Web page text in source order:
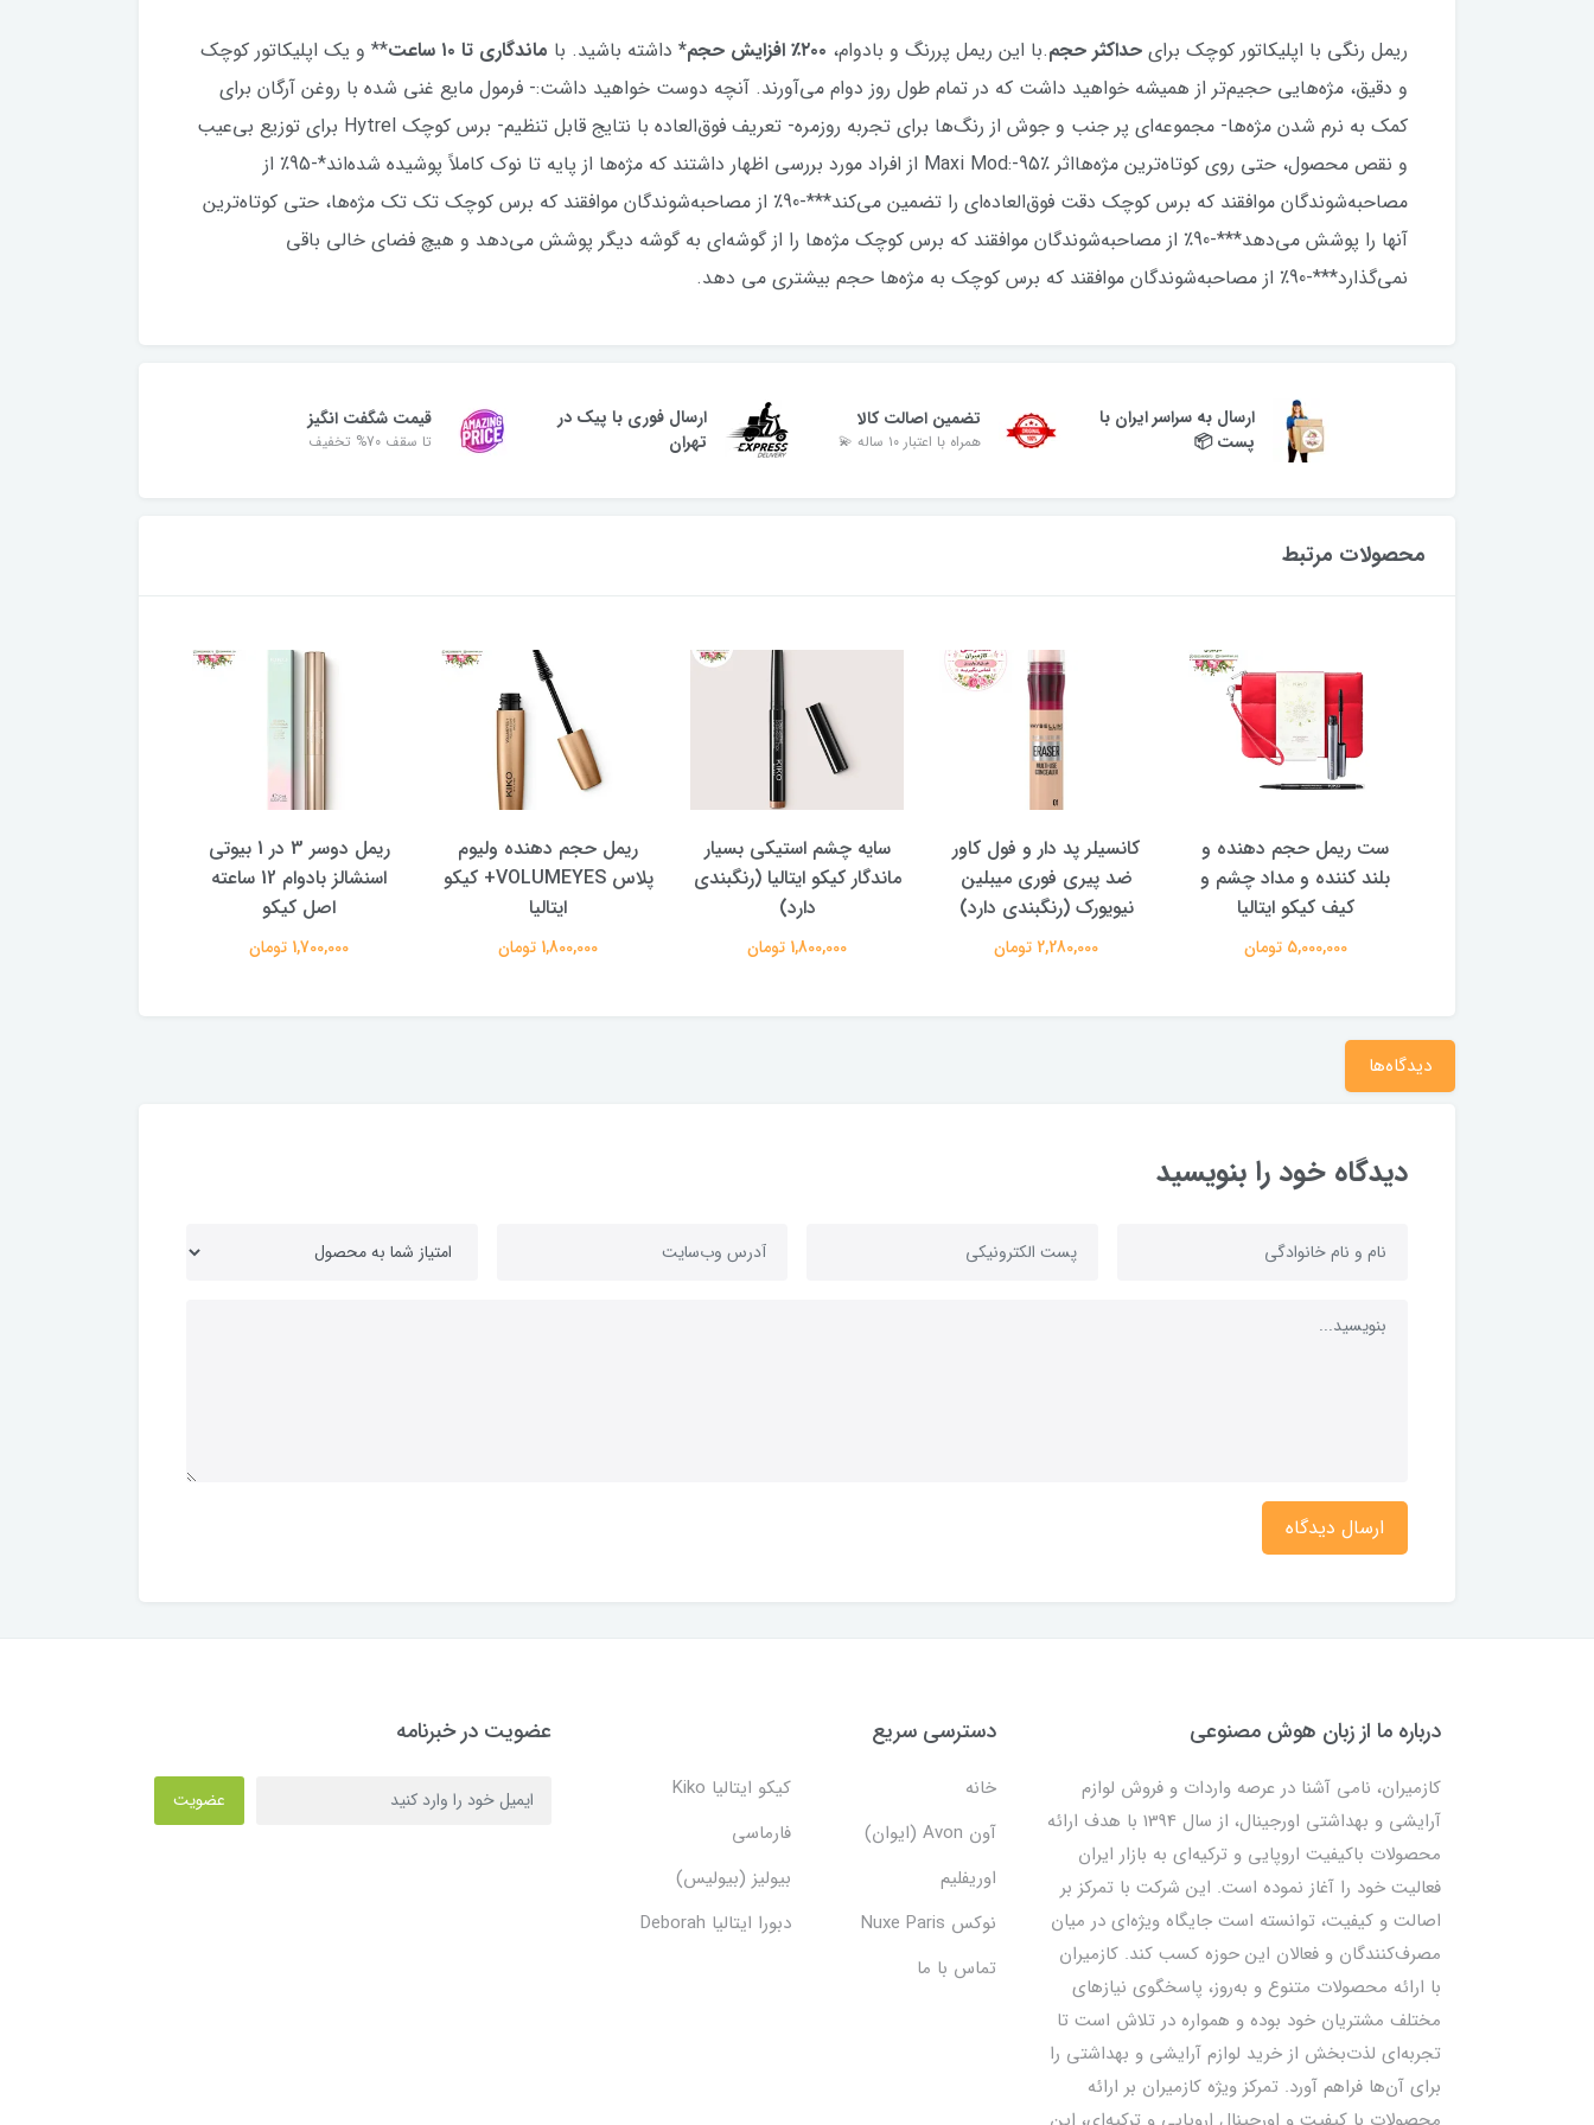
ریمل رنگی با اپلیکاتور کوچک برای حداکثر حجم.با این ریمل پررنگ و بادوام، ۲۰۰٪ افزایش حجم* داشته باشید. با ماندگاری تا ۱۰ ساعت
** و یک اپلیکاتور کوچک
و دقیق، مژه‌هایی حجیم‌تر از همیشه خواهید داشت که در تمام طول روز دوام می‌آورند. آنچه دوست خواهید داشت:- فرمول مایع غنی شده با روغن آرگان برای
کمک به نرم شدن مژه‌ها- مجموعه‌ای پر جنب و جوش از رنگ‌ها برای تجربه روزمره- تعریف فوق‌العاده با نتایج قابل تنظیم- برس کوچک Hytrel برای توزیع بی‌عیب
و نقص محصول، حتی روی کوتاه‌ترین مژه‌هااثر Maxi Mod:-95٪ از افراد مورد بررسی اظهار داشتند که مژه‌ها از پایه تا نوک کاملاً پوشیده شده‌اند*-95٪ از
مصاحبه‌شوندگان موافقند که برس کوچک دقت فوق‌العاده‌ای را تضمین می‌کند***-90٪ از مصاحبه‌شوندگان موافقند که برس کوچک تک تک مژه‌ها، حتی کوتاه‌ترین
آنها را پوشش می‌دهد***-90٪ از مصاحبه‌شوندگان موافقند که برس کوچک مژه‌ها را از گوشه‌ای به گوشه دیگر پوشش می‌دهد و هیچ فضای خالی باقی
نمی‌گذارد***-90٪ از مصاحبه‌شوندگان موافقند که برس کوچک به مژه‌ها حجم بیشتری می دهد.
ارسال به سراسر ایران با
پست 📦
تضمین اصالت کالا
همراه با اعتبار ۱۰ ساله 💫
ارسال فوری با پیک در
تهران
قیمت شگفت انگیز
تا سقف 70% تخفیف
محصولات مرتبط
ست ریمل حجم دهنده و
بلند کننده و مداد چشم و
کیف کیکو ایتالیا
کانسیلر پد دار و فول کاور
ضد پیری فوری میبلین
نیویورک (رنگبندی دارد)
سایه چشم استیکی بسیار
ماندگار کیکو ایتالیا (رنگبندی
ریمل حجم دهنده ولیوم
پلاس VOLUMEYES+ کیکو
ریمل دوسر 3 در 1 بیوتی
اسنشالز بادوام 12 ساعته
اصل کیکو
خط چشم سفید بادوام با
دیدگاه‌ها
دیدگاه خود را بنویسید
ارسال دیدگاه
درباره ما از زبان هوش مصنوعی
کازمیران، نامی آشنا در عرصه واردات و فروش لوازم
آرایشی و بهداشتی اورجینال، از سال 1394 با هدف ارائه
محصولات باکیفیت اروپایی و ترکیه‌ای به بازار ایران
فعالیت خود را آغاز نموده است. این شرکت با تمرکز بر
اصالت و کیفیت، توانسته است جایگاه ویژه‌ای در میان
مصرف‌کنندگان و فعالان این حوزه کسب کند. کازمیران
با ارائه محصولات متنوع و به‌روز، پاسخگوی نیازهای
مختلف مشتریان خود بوده و همواره در تلاش است تا
تجربه‌ای لذت‌بخش از خرید لوازم آرایشی و بهداشتی را
برای آن‌ها فراهم آورد. تمرکز ویژه کازمیران بر ارائه
دسترسی سریع
خانه
کیکو ایتالیا Kiko
آون Avon (ایوان)
فارماسی
اوریفلیم
بیولیز (بیولیس)
نوکس Nuxe Paris
دبورا ایتالیا Deborah
تماس با ما
عضویت در خبرنامه
عضویت